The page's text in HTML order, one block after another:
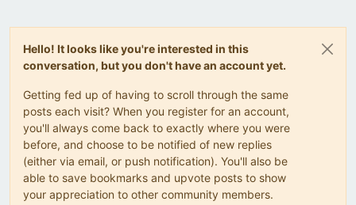
Hello! It looks like you're interested in this
conversation, but you don't have an account yet.
Getting fed up of having to scroll through the same
posts each visit? When you register for an account,
you'll always come back to exactly where you were
before, and choose to be notified of new replies
(either via email, or push notification). You'll also be
able to save bookmarks and upvote posts to show
your appreciation to other community members.